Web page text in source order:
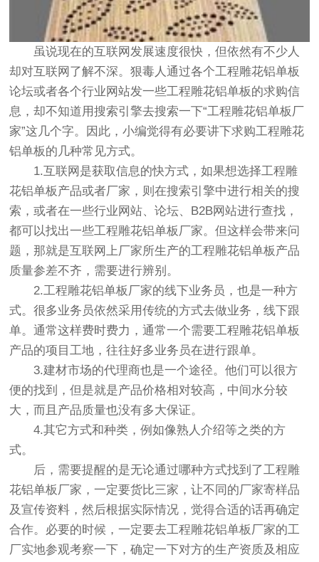
虽说现在的互联网发展速度很快，但依然有不少人
却对互联网了解不深。狠毒人通过各个工程雕花铝单板
论坛或者各个行业网站发一些工程雕花铝单板的求购信
息，却不知道用搜索引擎去搜索一下“工程雕花铝单板厂
家”这几个字。因此，小编觉得有必要讲下求购工程雕花
铝单板的几种常见方式。
1.互联网是获取信息的快方式，如果想选择工程雕
花铝单板产品或者厂家，则在搜索引擎中进行相关的搜
索，或者在一些行业网站、论坛、B2B网站进行查找，
都可以找出一些工程雕花铝单板厂家。但这样会带来问
题，那就是互联网上厂家所生产的工程雕花铝单板产品
质量参差不齐，需要进行辨别。
2.工程雕花铝单板厂家的线下业务员，也是一种方
式。很多业务员依然采用传统的方式去做业务，线下跟
单。通常这样费时费力，通常一个需要工程雕花铝单板
产品的项目工地，往往好多业务员在进行跟单。
3.建材市场的代理商也是一个途径。他们可以很方
便的找到，但是就是产品价格相对较高，中间水分较
大，而且产品质量也没有多大保证。
4.其它方式和种类，例如像熟人介绍等之类的方
式。
后，需要提醒的是无论通过哪种方式找到了工程雕
花铝单板厂家，一定要货比三家，让不同的厂家寄样品
及宣传资料，然后根据实际情况，觉得合适的话再确定
合作。必要的时候，一定要去工程雕花铝单板厂家的工
厂实地参观考察一下，确定一下对方的生产资质及相应